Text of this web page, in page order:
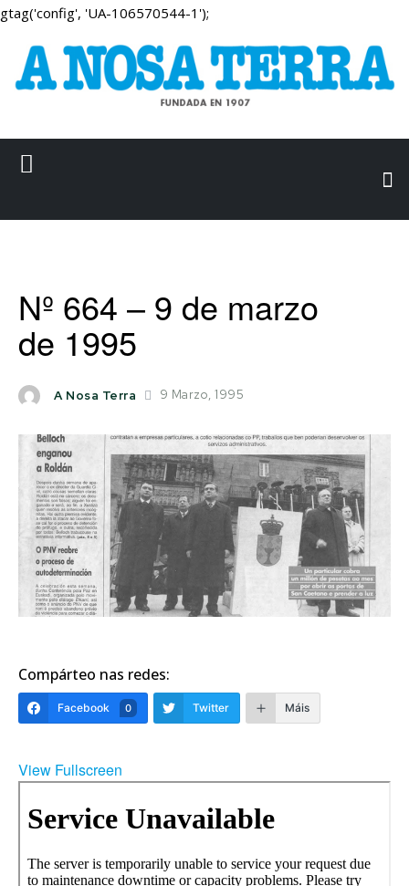
gtag('config', 'UA-106570544-1');
Nº 664 – 9 de marzo
de 1995
A Nosa Terra 9 Marzo, 1995
Compárteo nas redes:
Facebook 0 Twitter Máis
View Fullscreen